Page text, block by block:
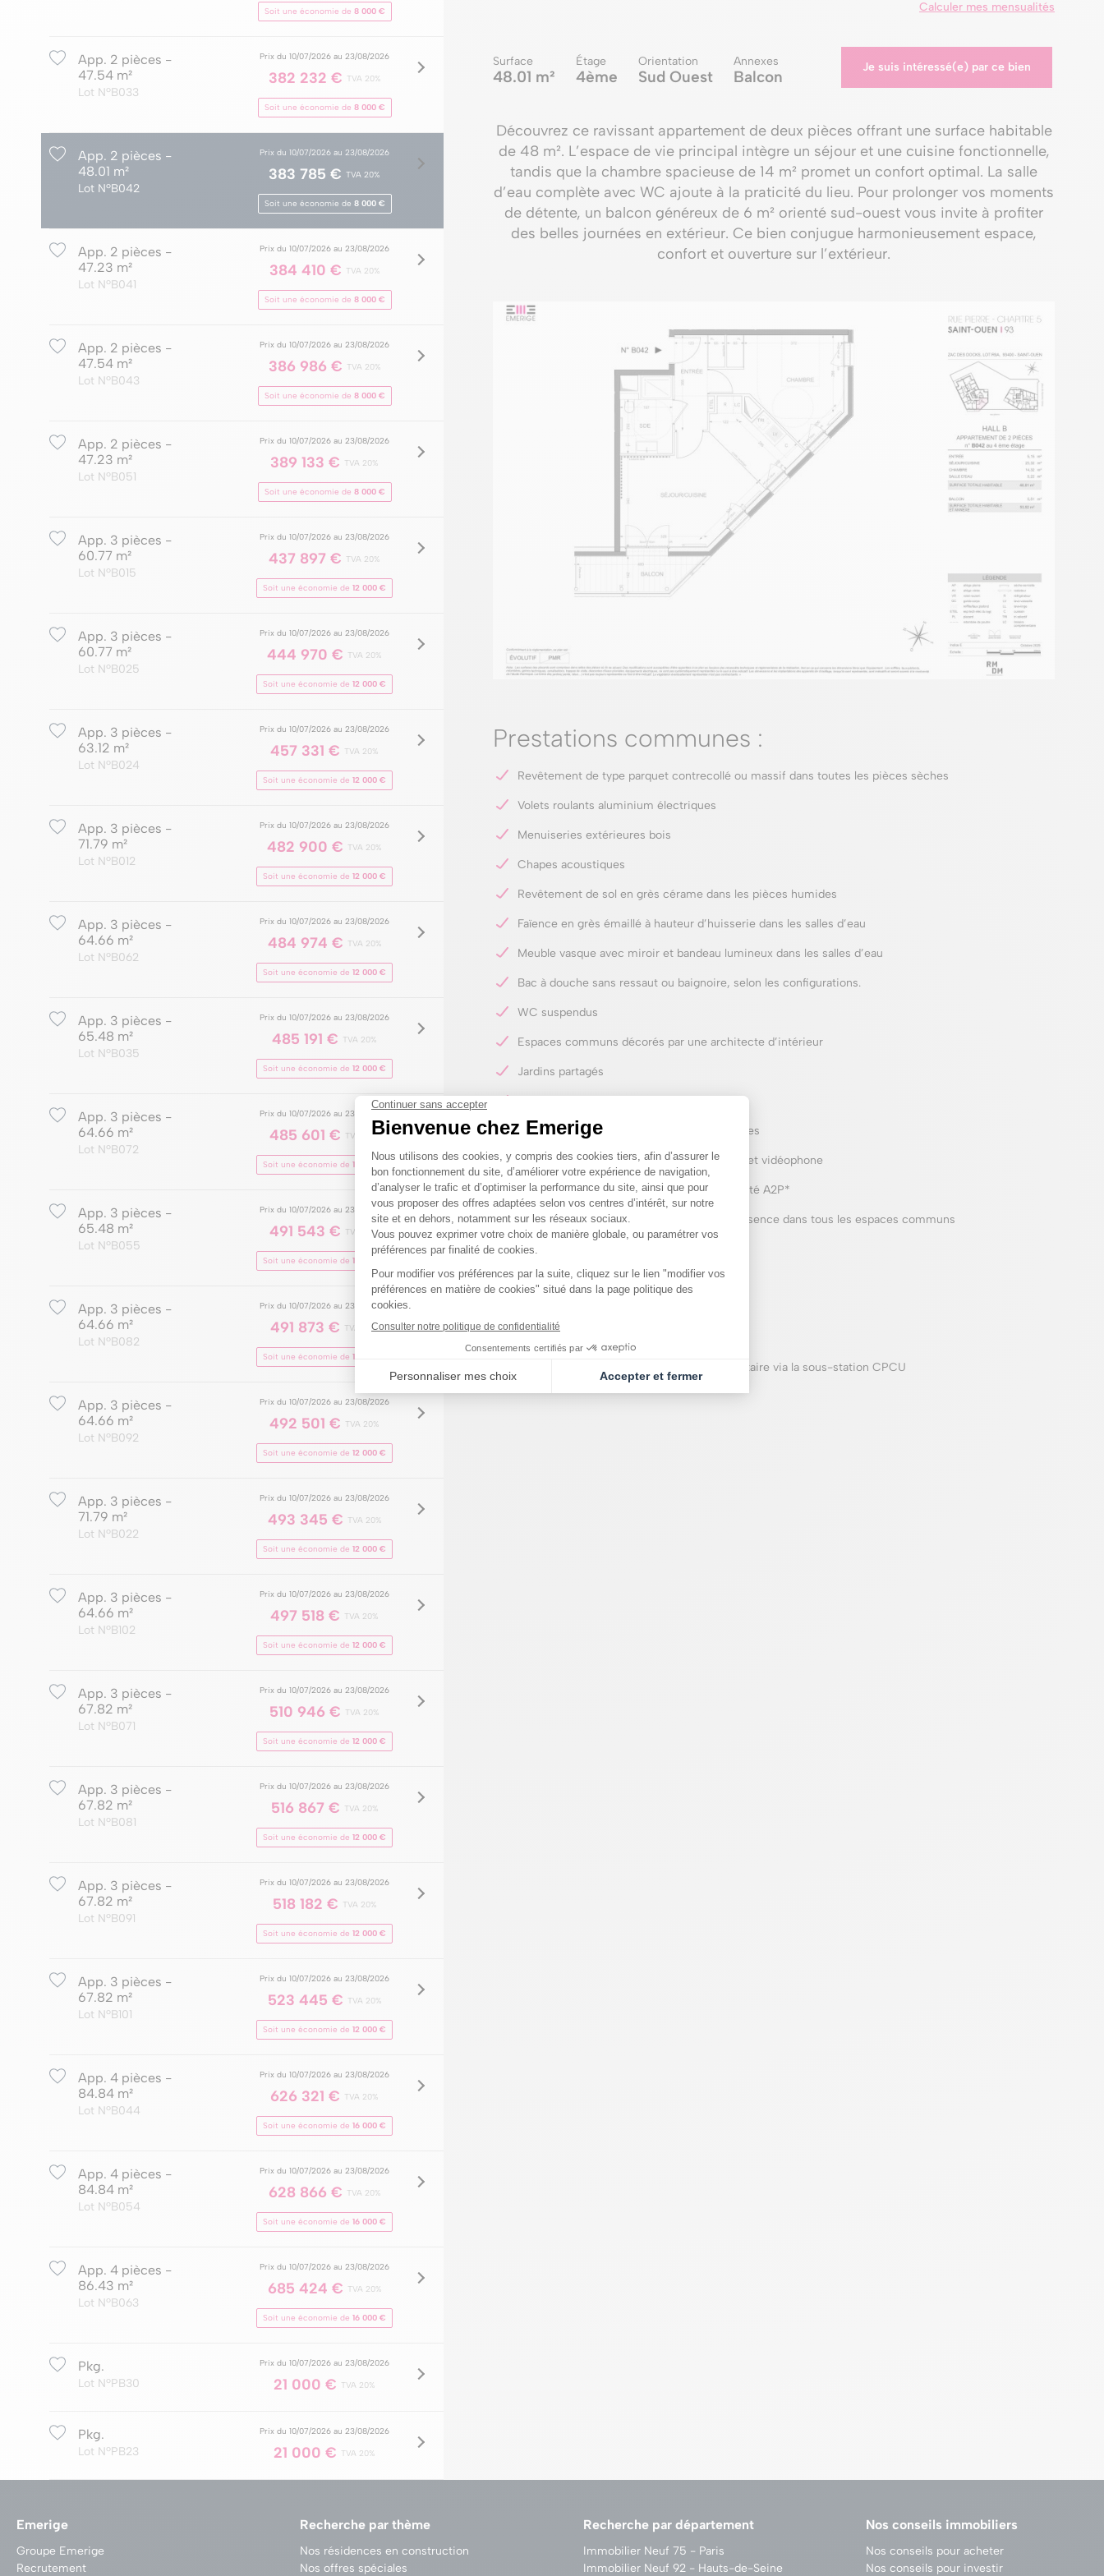
Soit une économie de 8 000 €
App. 2 pièces -
47.54 m²
Lot NºB033
Prix du 10/07/2026 au 23/08/2026
382 232 € TVA 20%
Soit une économie de 8 000 €
App. 2 pièces -
48.01 m²
Lot NºB042
Prix du 10/07/2026 au 23/08/2026
383 785 € TVA 20%
Soit une économie de 8 000 €
App. 2 pièces -
47.23 m²
Lot NºB041
Prix du 10/07/2026 au 23/08/2026
384 410 € TVA 20%
Soit une économie de 8 000 €
App. 2 pièces -
47.54 m²
Lot NºB043
Prix du 10/07/2026 au 23/08/2026
386 986 € TVA 20%
Soit une économie de 8 000 €
App. 2 pièces -
47.23 m²
Lot NºB051
Prix du 10/07/2026 au 23/08/2026
389 133 € TVA 20%
Soit une économie de 8 000 €
App. 3 pièces -
60.77 m²
Lot NºB015
Prix du 10/07/2026 au 23/08/2026
437 897 € TVA 20%
Soit une économie de 12 000 €
App. 3 pièces -
60.77 m²
Lot NºB025
Prix du 10/07/2026 au 23/08/2026
444 970 € TVA 20%
Soit une économie de 12 000 €
App. 3 pièces -
63.12 m²
Lot NºB024
Prix du 10/07/2026 au 23/08/2026
457 331 € TVA 20%
Soit une économie de 12 000 €
App. 3 pièces -
71.79 m²
Lot NºB012
Prix du 10/07/2026 au 23/08/2026
482 900 € TVA 20%
Soit une économie de 12 000 €
App. 3 pièces -
64.66 m²
Lot NºB062
Prix du 10/07/2026 au 23/08/2026
484 974 € TVA 20%
Soit une économie de 12 000 €
App. 3 pièces -
65.48 m²
Lot NºB035
Prix du 10/07/2026 au 23/08/2026
485 191 € TVA 20%
Soit une économie de 12 000 €
App. 3 pièces -
64.66 m²
Lot NºB072
Prix du 10/07/2026 au 23/08/2026
485 601 € TVA 20%
Soit une économie de 12 000 €
App. 3 pièces -
65.48 m²
Lot NºB055
Prix du 10/07/2026 au 23/08/2026
491 543 € TVA 20%
Soit une économie de 12 000 €
App. 3 pièces -
64.66 m²
Lot NºB082
Prix du 10/07/2026 au 23/08/2026
491 873 € TVA 20%
Soit une économie de 12 000 €
App. 3 pièces -
64.66 m²
Lot NºB092
Prix du 10/07/2026 au 23/08/2026
492 501 € TVA 20%
Soit une économie de 12 000 €
App. 3 pièces -
71.79 m²
Lot NºB022
Prix du 10/07/2026 au 23/08/2026
493 345 € TVA 20%
Soit une économie de 12 000 €
App. 3 pièces -
64.66 m²
Lot NºB102
Prix du 10/07/2026 au 23/08/2026
497 518 € TVA 20%
Soit une économie de 12 000 €
App. 3 pièces -
67.82 m²
Lot NºB071
Prix du 10/07/2026 au 23/08/2026
510 946 € TVA 20%
Soit une économie de 12 000 €
App. 3 pièces -
67.82 m²
Lot NºB081
Prix du 10/07/2026 au 23/08/2026
516 867 € TVA 20%
Soit une économie de 12 000 €
App. 3 pièces -
67.82 m²
Lot NºB091
Prix du 10/07/2026 au 23/08/2026
518 182 € TVA 20%
Soit une économie de 12 000 €
App. 3 pièces -
67.82 m²
Lot NºB101
Prix du 10/07/2026 au 23/08/2026
523 445 € TVA 20%
Soit une économie de 12 000 €
App. 4 pièces -
84.84 m²
Lot NºB044
Prix du 10/07/2026 au 23/08/2026
626 321 € TVA 20%
Soit une économie de 16 000 €
App. 4 pièces -
84.84 m²
Lot NºB054
Prix du 10/07/2026 au 23/08/2026
628 866 € TVA 20%
Soit une économie de 16 000 €
App. 4 pièces -
86.43 m²
Lot NºB063
Prix du 10/07/2026 au 23/08/2026
685 424 € TVA 20%
Soit une économie de 16 000 €
Pkg.
Lot NºPB30
Prix du 10/07/2026 au 23/08/2026
21 000 € TVA 20%
Pkg.
Lot NºPB23
Prix du 10/07/2026 au 23/08/2026
21 000 € TVA 20%
Calculer mes mensualités
Surface
48.01 m²
Étage
4ème
Orientation
Sud Ouest
Annexes
Balcon
Je suis intéressé(e) par ce bien
Découvrez ce ravissant appartement de deux pièces offrant une surface habitable
de 48 m². L’espace de vie principal intègre un séjour et une cuisine fonctionnelle,
tandis que la chambre spacieuse de 14 m² promet un confort optimal. La salle
d’eau complète avec WC ajoute à la praticité du lieu. Pour prolonger vos moments
de détente, un balcon généreux de 6 m² orienté sud-ouest vous invite à profiter
des belles journées en extérieur. Ce bien conjugue harmonieusement espace,
confort et ouverture sur l’extérieur.
Prestations communes :
Revêtement de type parquet contrecollé ou massif dans toutes les pièces sèches
Volets roulants aluminium électriques
Menuiseries extérieures bois
Chapes acoustiques
Revêtement de sol en grès cérame dans les pièces humides
Faïence en grès émaillé à hauteur d’huisserie dans les salles d’eau
Meuble vasque avec miroir et bandeau lumineux dans les salles d’eau
Bac à douche sans ressaut ou baignoire, selon les configurations.
WC suspendus
Espaces communs décorés par une architecte d’intérieur
Jardins partagés
Dispositifs de récupération des eaux pluviales
Accès sécurisé aux halls par système Vigik et vidéophone
Portes palières avec serrure certifiée sécurité A2P*
Éclairage automatique par détecteur de présence dans tous les espaces communs
Ascenseurs avec accès contrôlé par Vigik
Locaux vélos sécurisés au rez-de-chaussée
Chauffage et production d’eau chaude sanitaire via la sous-station CPCU
Emerige
Groupe Emerige
Recrutement
Recherche par thème
Nos résidences en construction
Nos offres spéciales
Recherche par département
Immobilier Neuf 75 - Paris
Immobilier Neuf 92 - Hauts-de-Seine
Nos conseils immobiliers
Nos conseils pour acheter
Nos conseils pour investir